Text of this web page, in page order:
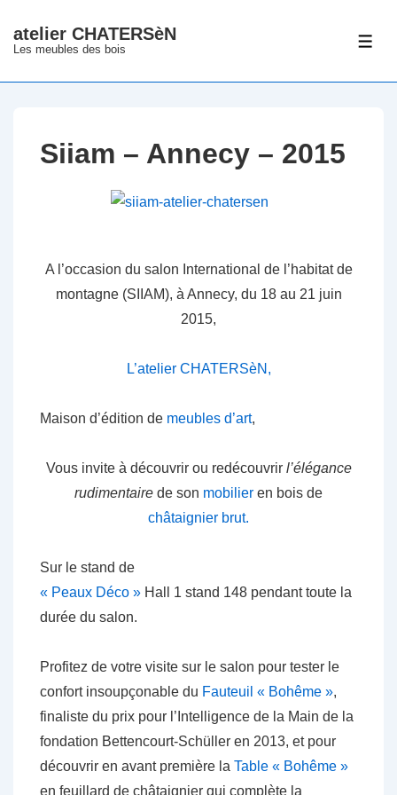
passer
contenu
atelier CHATERSèN
Les meubles des bois
Siiam – Annecy – 2015
A l’occasion du salon International de l’habitat de
montagne (SIIAM), à Annecy, du 18 au 21 juin
2015,
L’atelier CHATERSèN,
Maison d’édition de meubles d’art,
Vous invite à découvrir ou redécouvrir l’élégance
rudimentaire de son mobilier en bois de
châtaignier brut.
Sur le stand de
« Peaux Déco » Hall 1 stand 148 pendant toute la
durée du salon.
Profitez de votre visite sur le salon pour tester le
confort insoupçonable du Fauteuil « Bohême »,
finaliste du prix pour l’Intelligence de la Main de la
fondation Bettencourt-Schüller en 2013, et pour
découvrir en avant première la Table « Bohême »
en feuillard de châtaignier qui complète la